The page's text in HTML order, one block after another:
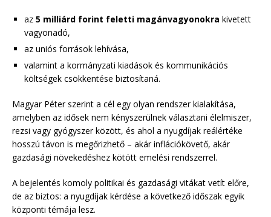
az 5 milliárd forint feletti magánvagyonokra kivetett
vagyonadó,
az uniós források lehívása,
valamint a kormányzati kiadások és kommunikációs
költségek csökkentése biztosítaná.
Magyar Péter szerint a cél egy olyan rendszer kialakítása,
amelyben az idősek nem kényszerülnek választani élelmiszer,
rezsi vagy gyógyszer között, és ahol a nyugdíjak reálértéke
hosszú távon is megőrizhető – akár inflációkövető, akár
gazdasági növekedéshez kötött emelési rendszerrel.
A bejelentés komoly politikai és gazdasági vitákat vetít előre,
de az biztos: a nyugdíjak kérdése a következő időszak egyik
központi témája lesz.